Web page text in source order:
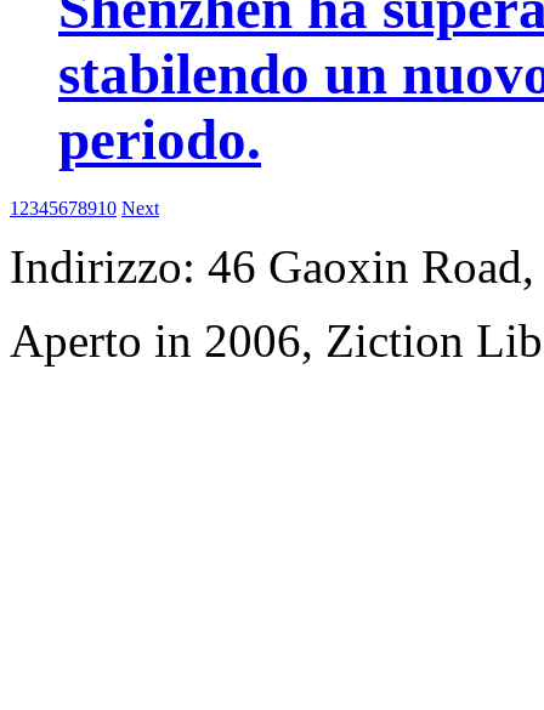
stabilendo un
periodo.
1 2345678910 Next
Indirizzo: 46 Gaoxin
Aperto in 2006, Ziction